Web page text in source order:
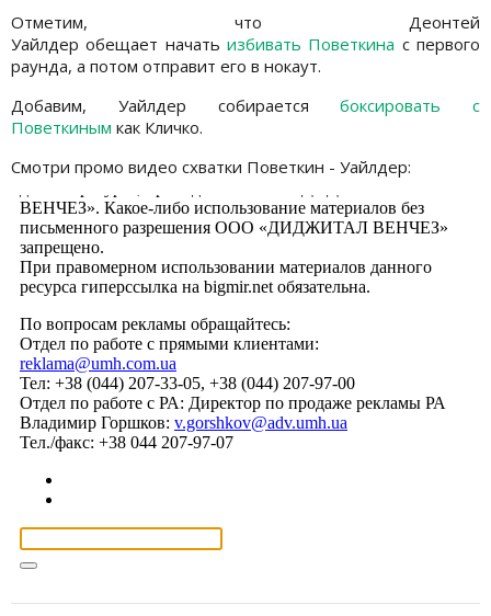
Отметим, что Деонтей
Уайлдер обещает начать избивать Поветкина с первого
раунда, а потом отправит его в нокаут.
Добавим, Уайлдер собираетсябоксировать с
Поветкиным как Кличко.
Смотри промо видео схватки Поветкин - Уайлдер: